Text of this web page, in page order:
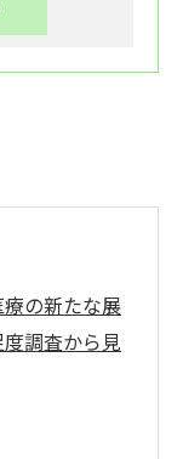
の新たな展
調査から見